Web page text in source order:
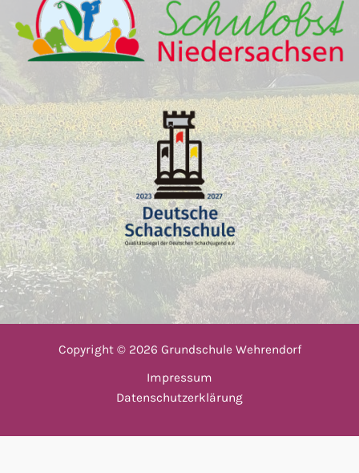
Copyright © 2026 Grundschule Wehrendorf
Impressum
Datenschutzerklärung